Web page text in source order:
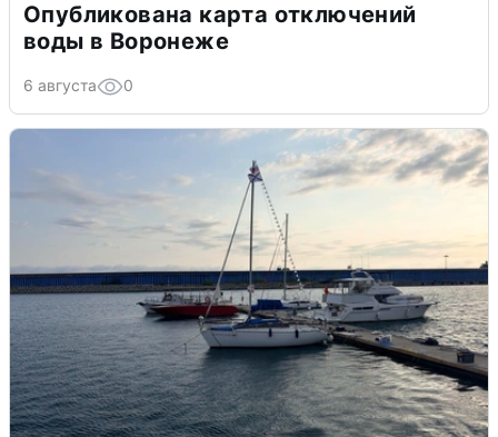
Опубликована карта отключений
воды в Воронеже
6 августа 0